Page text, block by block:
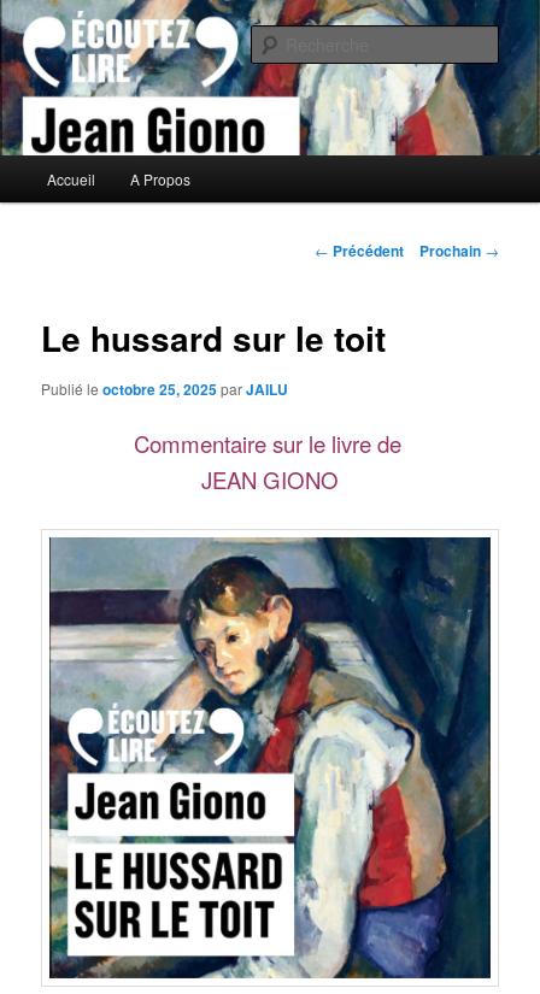
Aller
au
contenu
principalBiblioclo
Commentaires littéraires en tout genre
principal
Accueil A Propos
Navigation
← Précédent Prochain →
Le hussard sur le toit
Publié leoctobre 25, 2025parJAILU
Commentaire sur le livre de
JEAN GIONO